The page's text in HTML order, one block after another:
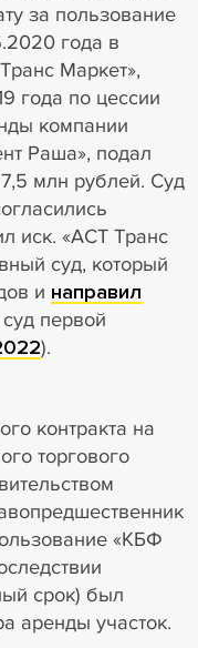
за пользование
года в
Маркет»,
года по цессии
компании
Раша», подал
млн рублей. Суд
иск. «АСТ Транс
суд, который
и направил
первой
).
контракта на
торгового
«КБФ
срок) был
аренды участок.